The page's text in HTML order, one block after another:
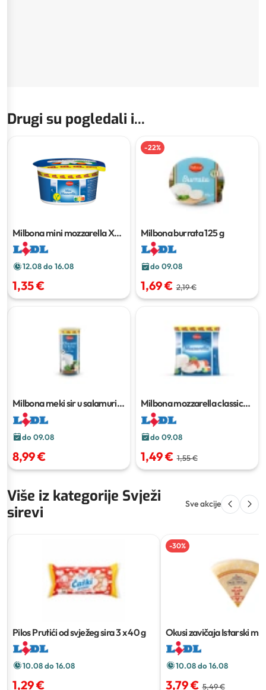
Drugi su pogledali i...
Milbona mini mozzarella XXL
150 g
12.08 do 16.08
1,35 €
-22%
Milbona burrata125 g
do 09.08
1,69 € 2,19 €
Milbona meki sir u salamuri
XXL 1.2 kg
do 09.08
8,99 €
Milbona mozzarella classic
XXL 250 g
do 09.08
1,49 € 1,55 €
Više iz kategorije Svježi
sirevi
Sve akcije
Pilos Prutići od svježeg sira3 x 40 g
10.08 do 16.08
1,29 €
-30%
Okusi zavičaja Istarski
g
10.08 do 16.08
3,79 € 5,49 €